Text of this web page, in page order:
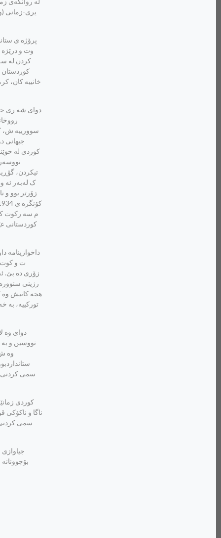
یری-زمانی
وت و درێژه
کردن له
کوردی له
تیکردن،
ک له‌به‌ر ئه
زۆرتر بوو و
م سه رکوت
کوردستانی
ت و کوت
زۆری ده بێ.
رژینی
هجه کانیش وه
تورکییه، به
نووسین و به
وه ش
سمی کردنی
ناگا و ناکۆکی
سمی کردنی